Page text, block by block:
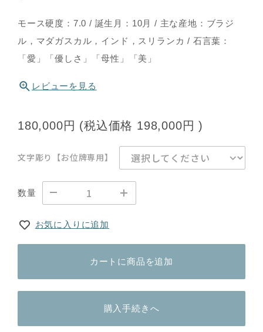
モース硬度：7.0 / 誕生月：10月 / 主な産地：ブラジ
ル，マダガスカル，インド，スリランカ / 石言葉：
「愛」「優しさ」「母性」「美」
レビューを見る
180,000円 (税込価格 198,000円 )
文字彫り【お位牌専用】
数量
お気に入りに追加
カートに商品を追加
購入手続きへ